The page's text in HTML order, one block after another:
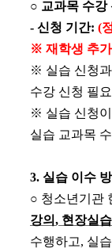
○ 교과목 수강
- 신청 기간: (
※ 재학생 추
※ 실습 신청
수강 신청 필요
※ 실습 신청
실습 교과목
3. 실습 이수
○ 청소년기관
강의 , 현장실습
수행하고, 실